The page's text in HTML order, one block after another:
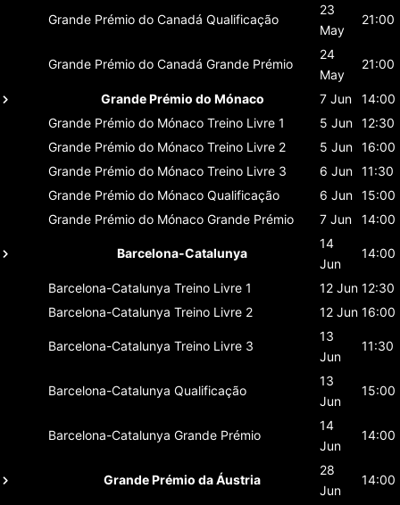
Grande Prémio do Canadá Qualificação
23
May
21:00
Grande Prémio do Canadá Grande Prémio
24
May
21:00
Grande Prémio do Mónaco 7 Jun
14:00
Grande Prémio do Mónaco Treino Livre 1 5 Jun 12:30
Grande Prémio do Mónaco Treino Livre 2 5 Jun 16:00
Grande Prémio do Mónaco Treino Livre 3 6 Jun 11:30
Grande Prémio do Mónaco Qualificação 6 Jun 15:00
Grande Prémio do Mónaco Grande Prémio 7 Jun 14:00
Barcelona-Catalunya
14
Jun
14:00
Barcelona-Catalunya Treino Livre 1 12 Jun 12:30
Barcelona-Catalunya Treino Livre 2 12 Jun 16:00
Barcelona-Catalunya Treino Livre 3
13
Jun
11:30
Barcelona-Catalunya Qualificação
13
Jun
15:00
Barcelona-Catalunya Grande Prémio
14
Jun
14:00
Grande Prémio da Áustria
28
Jun
14:00